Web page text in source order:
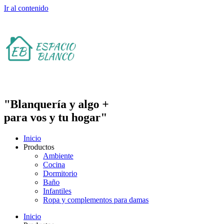
Ir al contenido
"Blanquería y algo +
para vos y tu hogar"
Inicio
Productos
Ambiente
Cocina
Dormitorio
Baño
Infantiles
Ropa y complementos para damas
Inicio